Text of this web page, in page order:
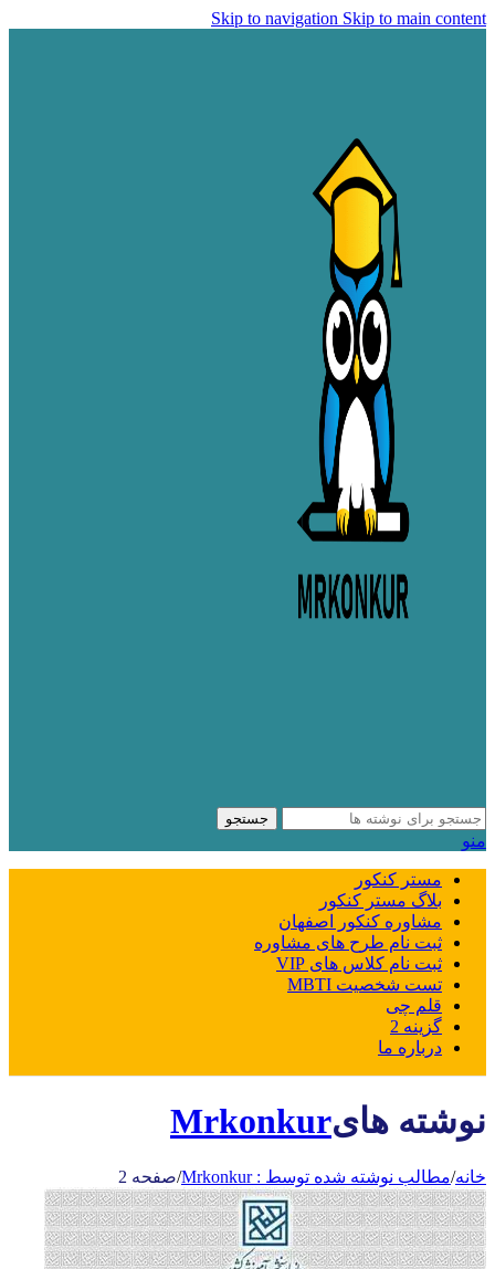
Skip to navigation Skip to main content
جستجو
منو
مستر کنکور
بلاگ مستر کنکور
مشاوره کنکور اصفهان
ثبت نام طرح های مشاوره
ثبت نام کلاس های VIP
تست شخصیت MBTI
قلم چی
گزینه 2
درباره ما
نوشته هایMrkonkur
خانه/مطالب نوشته شده توسط : Mrkonkur /صفحه 2